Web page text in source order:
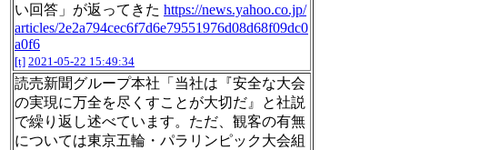
い回答」が返ってきた https://news.yahoo.co.jp/
articles/2e2a794cec6f7d6e79551976d08d68f09dc0
a0f6
[t] 2021-05-22 15:49:34
読売新聞グループ本社「当社は『安全な大会
の実現に万全を尽くすことが大切だ』と社説
で繰り返し述べています。ただ、観客の有無
については東京五輪・パラリンピック大会組